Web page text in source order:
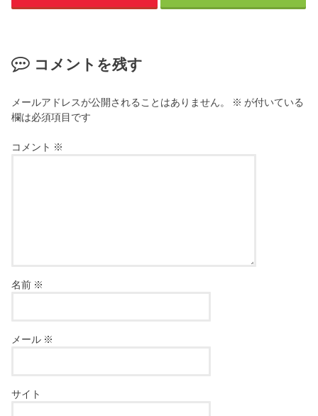
コメントを残す
メールアドレスが公開されることはありません。 ※ が付いている
欄は必須項目です
コメント ※
名前 ※
メール ※
サイト